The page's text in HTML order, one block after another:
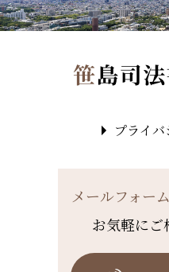
プライ
メールフォーム
お気軽にご